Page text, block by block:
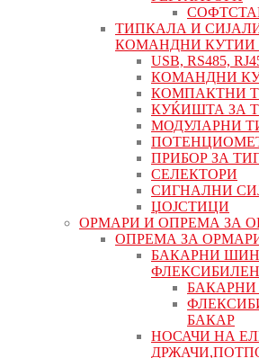
ТИПКАЛА И
КОМАНДНИ КУТИИ
USB, RS485,
КОМАНДНИ
КОМПАКТНИ
КУЌИШТА ЗА
МОДУЛАРНИ
ПРИБОР ЗА
СЕЛЕКТОРИ
СИГНАЛНИ
ЏОЈСТИЦИ
ОРМАРИ И ОПРЕМА ЗА
ОПРЕМА ЗА
БАКАРНИ
БАКАР
НОСАЧИ НА